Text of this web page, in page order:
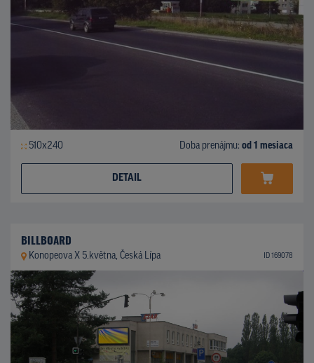
510x240 Doba prenájmu: od 1 mesiaca
DETAIL
BILLBOARD
Konopeova X 5.května, Česká Lípa ID 169078